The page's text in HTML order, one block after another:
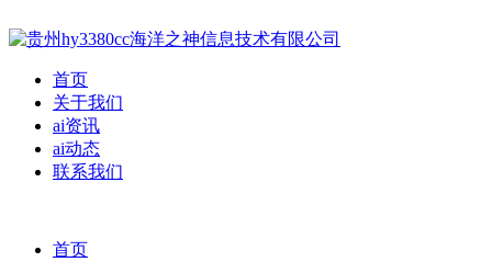
首页
关于我们
ai资讯
ai动态
联系我们
首页